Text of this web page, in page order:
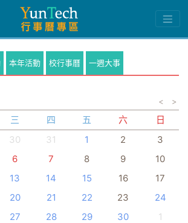
本年活動 校行事曆 一週大事
< >
三 四 五 六
日
30 31 1 2
3
6 7 8 9
10
13 14 15 16
17
20 21 22 23
24
27 28 29 30
1